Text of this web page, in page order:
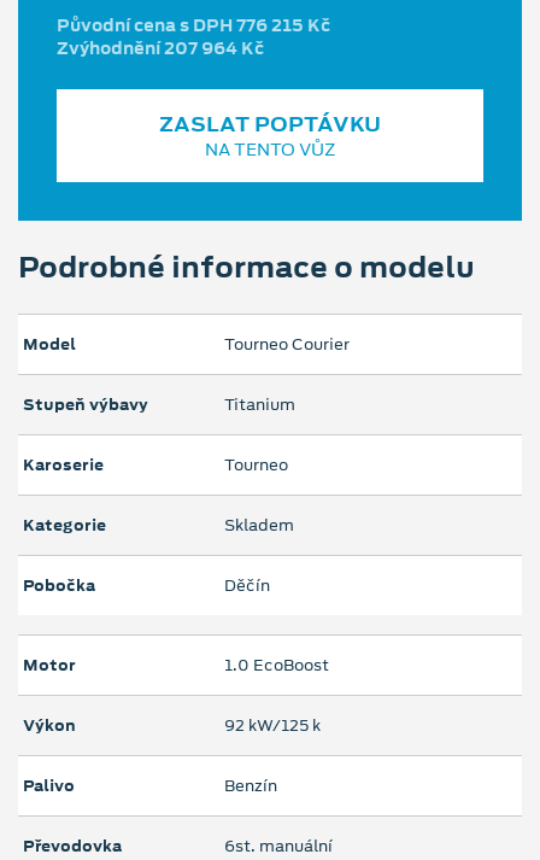
Původní cena s DPH 776 215 Kč
Zvýhodnění 207 964 Kč
ZASLAT POPTÁVKU
NA TENTO VŮZ
Podrobné informace o modelu
Model Tourneo Courier
Stupeň výbavy Titanium
Karoserie Tourneo
Kategorie Skladem
Pobočka Děčín
Motor 1.0 EcoBoost
Výkon 92 kW/125 k
Palivo Benzín
Převodovka 6st. manuální